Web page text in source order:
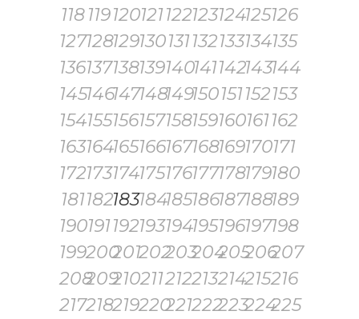
118 119120121122123124125126
127128129130131132133134135
136137138139140141142143144
145146147148149150151152153
154155156157158159160161162
163164165166167168169170171
172173174175176177178179180
181182183184185186187188189
190191192193194195196197198
199200201202203204205206207
208209210211212213214215216
217218219220221222223224225